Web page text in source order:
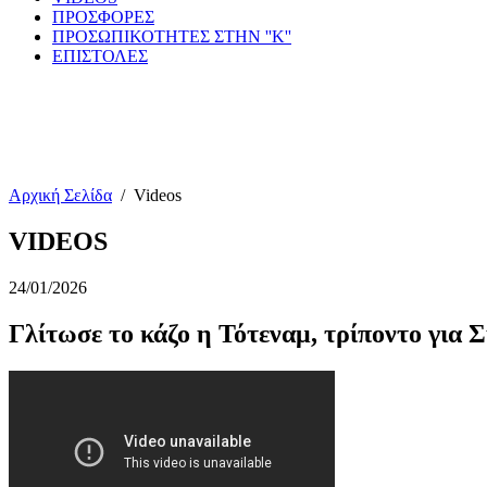
ΠΡΟΣΦΟΡΕΣ
ΠΡΟΣΩΠΙΚΟΤΗΤΕΣ ΣΤΗΝ ''Κ''
ΕΠΙΣΤΟΛΕΣ
Αρχική Σελίδα / Videos
VIDEOS
24/01/2026
Γλίτωσε το κάζο η Τότεναμ, τρίποντο για